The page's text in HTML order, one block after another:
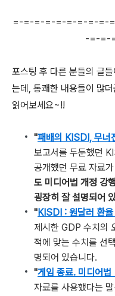
=-=-=-=-=-=-=-=-=-
-=-=-
포스팅 후 다른 분들의 글
는데, 통쾌한 내용들이 많
읽어보세요~!!
"패배의 KISDI, 무너
보고서를 두둔했던
공개했던 무료 자료
도 미디어법 개정 강
굉장히 잘 설명되어
"KISDI : 원달러 환
제시한 GDP 수치의
적에 맞는 수치를 선
명되어 있습니다.
"게임 종료. 미디어
자료를 사용했다는